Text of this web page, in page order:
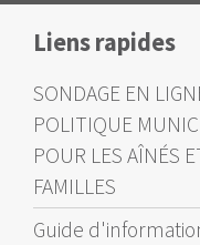
Liens rapides
SONDAGE EN
POLITIQUE
POUR LES AÎNÉS
FAMILLES
Guide